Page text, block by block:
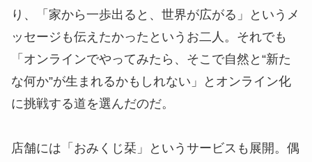
り、「家から一歩出ると、世界が広がる」というメ
ッセージも伝えたかったというお二人。それでも
「オンラインでやってみたら、そこで自然と“新た
な何か”が生まれるかもしれない」とオンライン化
に挑戦する道を選んだのだ。
店舗には「おみくじ栞」というサービスも展開。偶